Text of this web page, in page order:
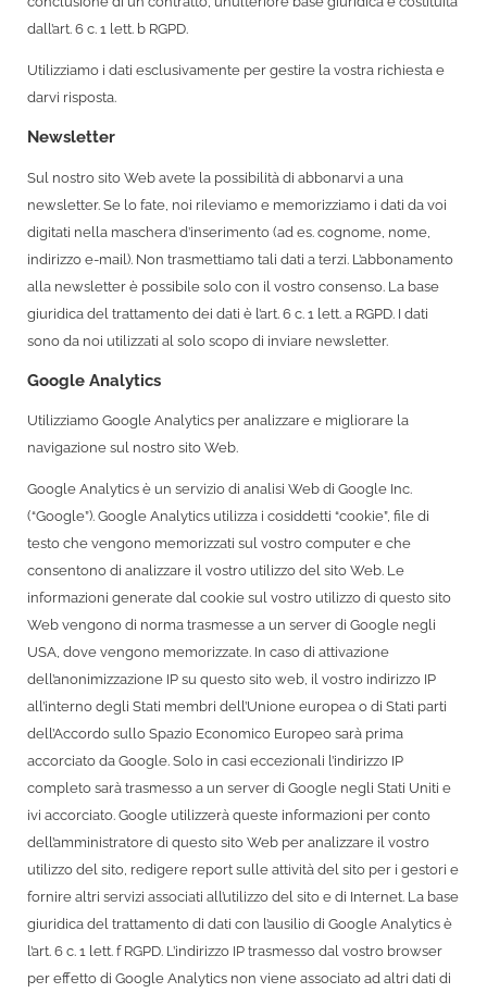
dall’art. 6 c. 1 lett. b RGPD.
Utilizziamo i dati esclusivamente per gestire la vostra richiesta e
darvi risposta.
Newsletter
Sul nostro sito Web avete la possibilità di abbonarvi a una
newsletter. Se lo fate, noi rileviamo e memorizziamo i dati da voi
digitati nella maschera d’inserimento (ad es. cognome, nome,
indirizzo e-mail). Non trasmettiamo tali dati a terzi. L’abbonamento
alla newsletter è possibile solo con il vostro consenso. La base
giuridica del trattamento dei dati è l’art. 6 c. 1 lett. a RGPD. I dati
sono da noi utilizzati al solo scopo di inviare newsletter.
Google Analytics
Utilizziamo Google Analytics per analizzare e migliorare la
navigazione sul nostro sito Web.
Google Analytics è un servizio di analisi Web di Google Inc.
(“Google”). Google Analytics utilizza i cosiddetti “cookie”, file di
testo che vengono memorizzati sul vostro computer e che
consentono di analizzare il vostro utilizzo del sito Web. Le
informazioni generate dal cookie sul vostro utilizzo di questo sito
Web vengono di norma trasmesse a un server di Google negli
USA, dove vengono memorizzate. In caso di attivazione
dell’anonimizzazione IP su questo sito web, il vostro indirizzo IP
all’interno degli Stati membri dell’Unione europea o di Stati parti
dell’Accordo sullo Spazio Economico Europeo sarà prima
accorciato da Google. Solo in casi eccezionali l’indirizzo IP
completo sarà trasmesso a un server di Google negli Stati Uniti e
ivi accorciato. Google utilizzerà queste informazioni per conto
dell’amministratore di questo sito Web per analizzare il vostro
utilizzo del sito, redigere report sulle attività del sito per i gestori e
fornire altri servizi associati all’utilizzo del sito e di Internet. La base
giuridica del trattamento di dati con l’ausilio di Google Analytics è
l’art. 6 c. 1 lett. f RGPD. L’indirizzo IP trasmesso dal vostro browser
per effetto di Google Analytics non viene associato ad altri dati di